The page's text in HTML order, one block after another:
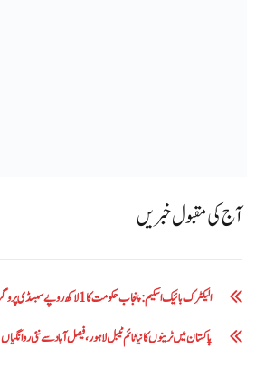
آج کی مقبول خبریں
الیکٹرک بائیک اسکیم: پنجاب حکومت کا1 لاکھ روپے سبسڈی پروگرام کا آغاز ،مکمل طریقہ سامنے
پاکستان میں ٹرینوں کا نیا ٹائم ٹیبل لاہور، فیصل آباد سے نئی روانگیاں